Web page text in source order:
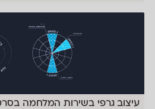
עיצוב גרפי בשירות המלחמה